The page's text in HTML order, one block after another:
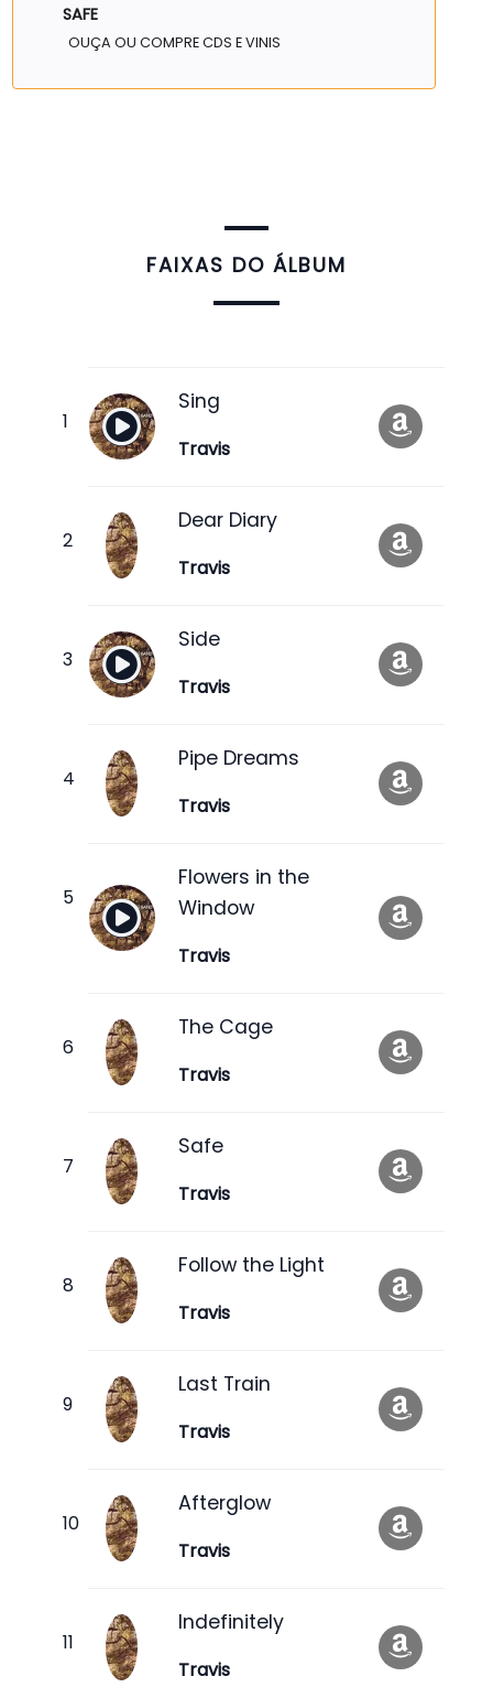
SAFE
OUÇA OU COMPRE CDS E VINIS
FAIXAS DO ÁLBUM
Sing
Travis
Dear Diary
Travis
Side
Travis
Pipe Dreams
Travis
Flowers in the
Window
Travis
The Cage
Travis
Safe
Travis
Follow the Light
Travis
Last Train
Travis
Afterglow
Travis
Indefinitely
Travis